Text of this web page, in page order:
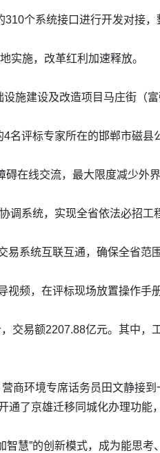
个系统接口进行开发对接，
实施，改革红利加速释放。
施建设及改造项目马庄街（
名评标专家所在的邯郸市磁
在线交流，最大限度减少外
调系统，实现全省依法必招
系统互联互通，确保全省范
频，在评标现场放置操作手
交易额2207.88亿元。其中，
商环境专席话务员田文静接到
了京雄迁移同城化办理功能
慧”的创新模式，成为能思考